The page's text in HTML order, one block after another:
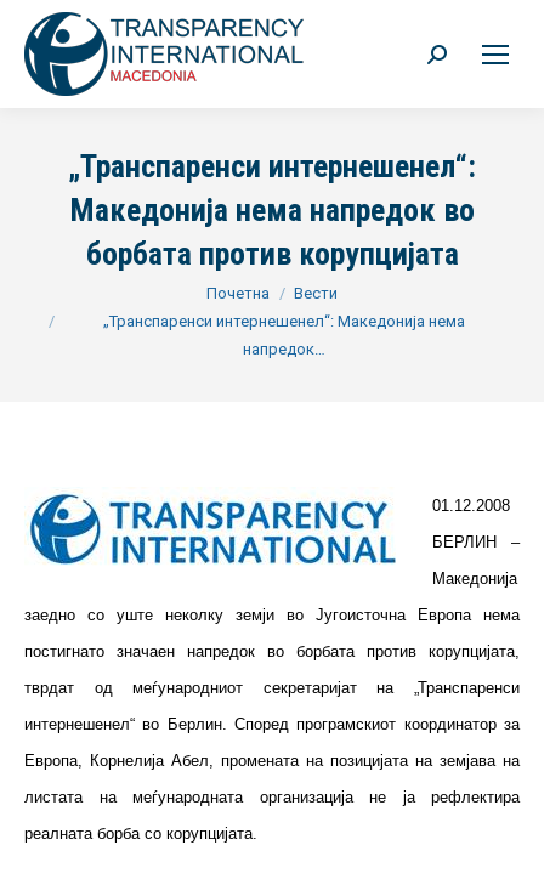
Search:
„Транспаренси интернешенел“:
Македонија нема напредок во
борбата против корупцијата
Почетна
Вести
„Транспаренси интернешенел“: Македонија нема
напредок…
01.12.2008
БЕРЛИН –
Македонија
заедно со уште неколку земји во Југоисточна Европа нема
постигнато значаен напредок во борбата против корупцијата,
тврдат од меѓународниот секретаријат на „Транспаренси
интернешенел“ во Берлин. Според програмскиот координатор за
Европа, Корнелија Абел, промената на позицијата на земјава на
листата на меѓународната организација не ја рефлектира
реалната борба со корупцијата.